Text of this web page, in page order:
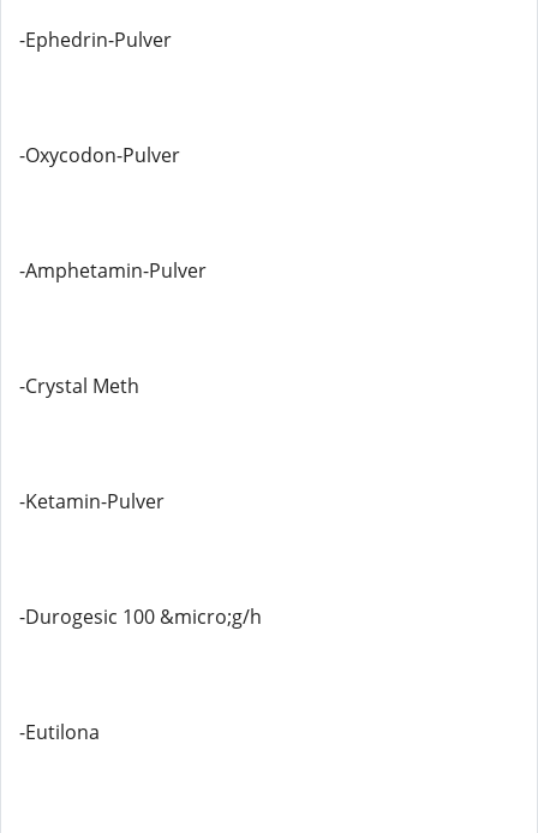
-Ephedrin-Pulver
-Oxycodon-Pulver
-Amphetamin-Pulver
-Crystal Meth
-Ketamin-Pulver
-Durogesic 100 &micro;g/h
-Eutilona